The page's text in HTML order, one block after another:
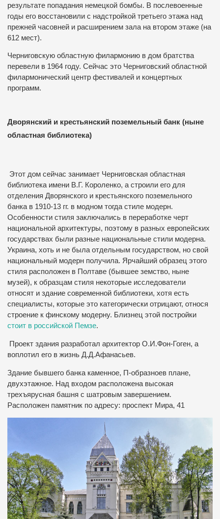
результате попадания немецкой бомбы. В послевоенные
годы его восстановили с надстройкой третьего этажа над
прежней часовней и расширением зала на втором этаже (на
612 мест).
Черниговскую областную филармонию в дом братства
перевели в 1964 году. Сейчас это Черниговский областной
филармонический центр фестивалей и концертных
программ.
Дворянский и крестьянский поземельный банк (ныне
областная библиотека)
Этот дом сейчас занимает Черниговская областная
библиотека имени В.Г. Короленко, а строили его для
отделения Дворянского и крестьянского поземельного
банка в 1910-13 гг. в модном тогда стиле модерн.
Особенности стиля заключались в переработке черт
национальной архитектуры, поэтому в разных европейских
государствах были разные национальные стили модерна.
Украина, хоть и не была отдельным государством, но свой
национальный модерн получила. Ярчайший образец этого
стиля расположен в Полтаве (бывшее земство, ныне
музей), к образцам стиля некоторые исследователи
относят и здание современной библиотеки, хотя есть
специалисты, которые это категорически отрицают, относя
строение к финскому модерну. Близнец этой постройки
стоит в российской Пемзе.
Проект здания разработал архитектор О.И.Фон-Гоген, а
воплотил его в жизнь Д.Д.Афанасьев.
Здание бывшего банка каменное, П-образноев плане,
двухэтажное. Над входом расположена высокая
трехъярусная башня с шатровым завершением.
Расположен памятник по адресу: проспект Мира, 41